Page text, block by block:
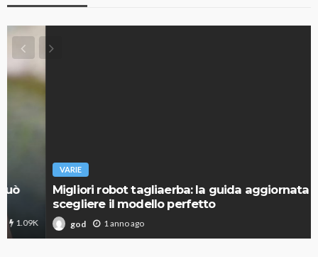
Migliori robot tagliaerba: la guida aggiornata per
scegliere il modello perfetto
god 1 anno ago